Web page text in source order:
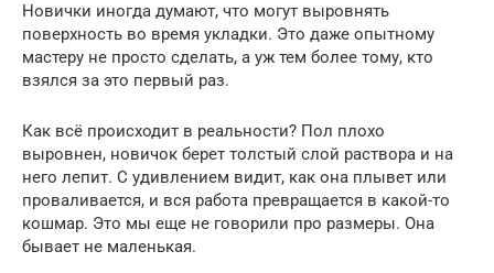
Новички иногда думают, что могут выровнять
поверхность во время укладки. Это даже опытному
мастеру не просто сделать, а уж тем более тому, кто
взялся за это первый раз.
Как всё происходит в реальности? Пол плохо
выровнен, новичок берет толстый слой раствора и на
него лепит. С удивлением видит, как она плывет или
проваливается, и вся работа превращается в какой-то
кошмар. Это мы еще не говорили про размеры. Она
бывает не маленькая.